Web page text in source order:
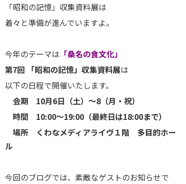
「昭和の記憶」収集資料展は
着々と準備が進んでいますよ。
今年のテーマは 「桑名の食文化」
第7回 「昭和の記憶」収集資料展は
以下の日程で開催いたします。
会期 10月6日（土）～8（月・祝）
時間 10:00～19:00（最終日は18:00まで）
場所 くわなメディアライヴ１階 多目的ホー
ル
今回のブログでは、素敵なゲストのお知らせで